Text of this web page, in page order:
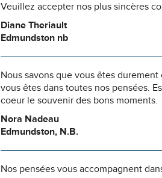
Veuillez accepter nos plus sincères
Diane Theriault
Edmundston nb
Nous savons que vous êtes
vous êtes dans toutes nos pensées.
coeur le souvenir des bons moments.
Nora Nadeau
Edmundston, N.B.
Nos pensées vous accompagnent